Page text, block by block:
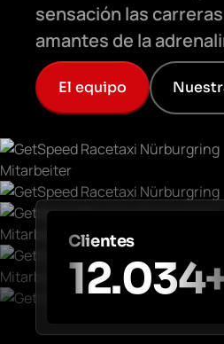
sensación las
amantes de la
El equipo
Clientes